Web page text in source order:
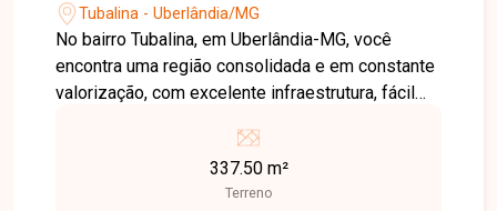
Tubalina - Uberlândia/MG
No bairro Tubalina, em Uberlândia-MG, você
encontra uma região consolidada e em constante
valorização, com excelente infraestrutura, fácil
proximidade com supermercados, escolas,
farmácias e diversos comércios, oferecendo
praticidade e qualidade de vida. Terreno com
337.50 m²
Terreno